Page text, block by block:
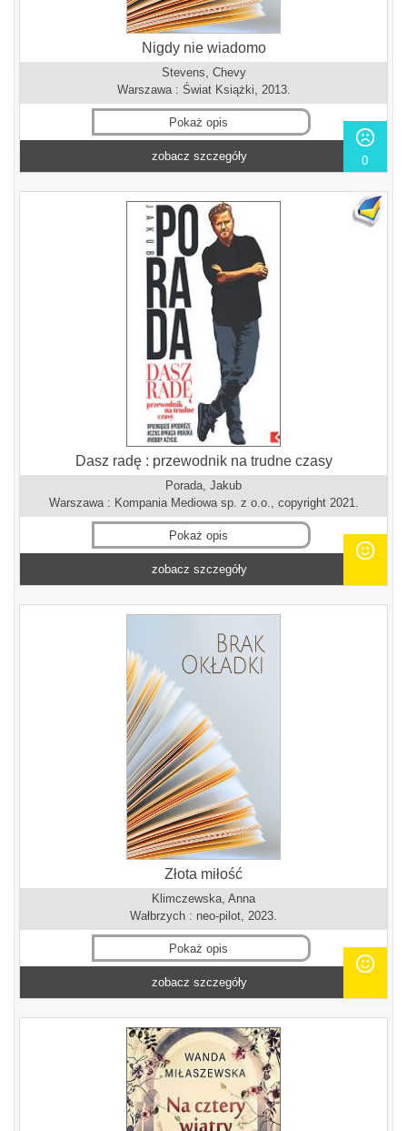
Nigdy nie wiadomo
Stevens, Chevy
Warszawa : Świat Książki, 2013.
Pokaż opis
0
zobacz szczegóły
Dasz radę : przewodnik na trudne czasy
Porada, Jakub
Warszawa : Kompania Mediowa sp. z o.o., copyright 2021.
Pokaż opis
zobacz szczegóły
Złota miłość
Klimczewska, Anna
Wałbrzych : neo-pilot, 2023.
Pokaż opis
zobacz szczegóły